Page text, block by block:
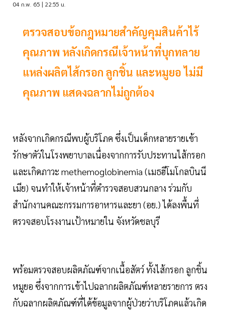
04 ก.พ. 65 | 22:55 น.
ตรวจสอบข้อกฎหมายสำคัญคุมสินค้าไร้
คุณภาพ หลังเกิดกรณีเจ้าหน้าที่บุกทลาย
แหล่งผลิตไส้กรอก ลูกชิ้น และหมูยอ ไม่มี
คุณภาพ แสดงฉลากไม่ถูกต้อง
หลังจากเกิดกรณีพบผู้บริโภค ซึ่งเป็นเด็กหลายรายเข้า
รักษาตัวในโรงพยาบาลเนื่องจากการรับประทานไส้กรอก
และเกิดภาวะ methemoglobinemia (เมธฮีโมโกลบินนี
เมีย) จนทำให้เจ้าหน้าที่ตำรวจสอบสวนกลาง ร่วมกับ
สำนักงานคณะกรรมการอาหารและยา (อย.) ได้ลงพื้นที่
ตรวจสอบโรงงานเป้าหมายใน จังหวัดชลบุรี
พร้อมตรวจสอบผลิตภัณฑ์จากเนื้อสัตว์ ทั้งไส้กรอก ลูกชิ้น
หมูยอ ซึ่งจากการเข้าไปฉลากผลิตภัณฑ์หลายรายการ ตรง
กับฉลากผลิตภัณฑ์ที่ได้ข้อมูลจากผู้ป่วยว่าบริโภคแล้วเกิด